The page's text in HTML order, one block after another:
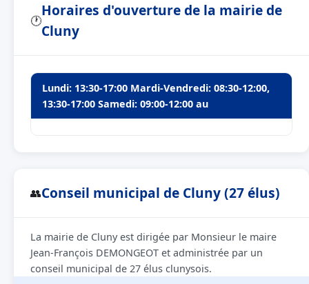
🕐
Horaires d'ouverture de la mairie de
Cluny
Lundi: 13:30-17:00 Mardi-Vendredi: 08:30-12:00,
13:30-17:00 Samedi: 09:00-12:00 au
👥Conseil municipal de Cluny (27 élus)
La mairie de Cluny est dirigée par Monsieur le maire
Jean-François DEMONGEOT et administrée par un
conseil municipal de 27 élus clunysois.